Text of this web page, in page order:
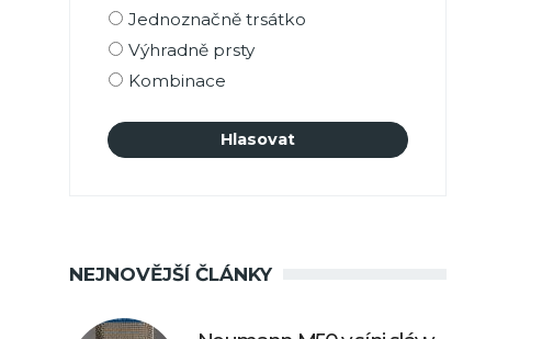
Možnosti
výběru
Jednoznačně trsátko
Výhradně prsty
Kombinace
NEJNOVĚJŠÍ ČLÁNKY